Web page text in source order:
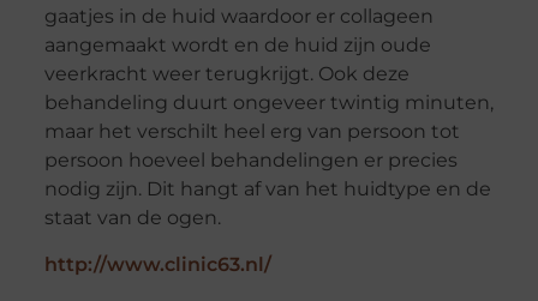
gaatjes in de huid waardoor er collageen
aangemaakt wordt en de huid zijn oude
veerkracht weer terugkrijgt. Ook deze
behandeling duurt ongeveer twintig minuten,
maar het verschilt heel erg van persoon tot
persoon hoeveel behandelingen er precies
nodig zijn. Dit hangt af van het huidtype en de
staat van de ogen.
http://www.clinic63.nl/